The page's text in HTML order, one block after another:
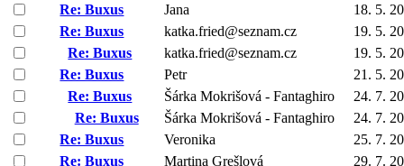
Re: Buxus
Jana
18. 5.
Re: Buxus
katka.fried@seznam.cz
19. 5.
Re: Buxus
katka.fried@seznam.cz
19. 5.
Re: Buxus
Petr
21. 5.
Re: Buxus
Šárka Mokrišová - Fantaghiro
24. 7.
Re: Buxus
Šárka Mokrišová - Fantaghiro
24. 7.
Re: Buxus
Veronika
25. 7.
Re: Buxus
Martina Grešlová
29. 7.